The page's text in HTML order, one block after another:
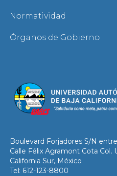
Normatividad
Órganos de Gobierno
Boulevard Forjadores S/N
Calle Félix Agramont Cota Col.
California Sur, México
Tel: 612-123-8800